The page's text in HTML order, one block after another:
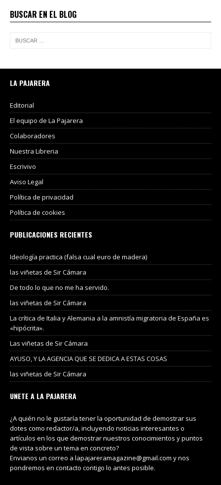
BUSCAR EN EL BLOG
LA PAJARERA
Editorial
El equipo de La Pajarera
Colaboradores
Nuestra Libreria
Escrivivo
Aviso Legal
Política de privacidad
Política de cookies
PUBLICACIONES RECIENTES
Ideología practica (falsa cual euro de madera)
las viñetas de Sir Cámara
De todo lo que no me ha servido.
las viñetas de Sir Cámara
La crítica de Italia y Alemania a la amnistía migratoria de España es
«hipócrita».
Las viñetas de Sir Cámara
AYUSO, Y LA AGENCIA QUE SE DEDICA A ESTAS COSAS
las viñetas de Sir Cámara
UNETE A LA PAJARERA
¿A quién no le gustaría tener la oportunidad de demostrar sus
dotes como redactor/a, incluyendo noticias interesantes o
artículos en los que demostrar nuestros conocimientos y puntos
de vista sobre un tema en concreto?
Envianos un correo a lapajareramagazine@gmail.com y nos
pondremos en contacto contigo lo antes posible.